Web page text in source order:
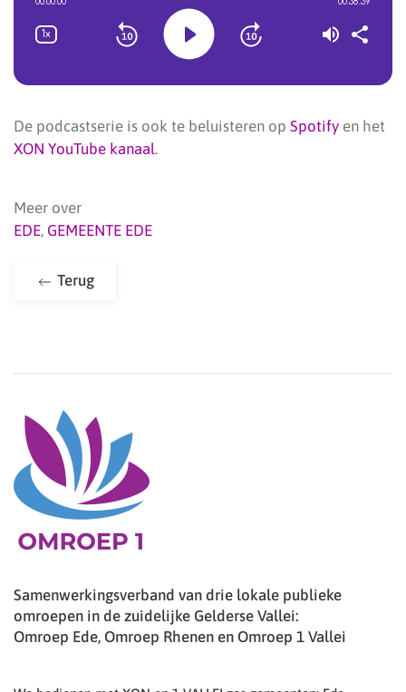
De podcastserie is ook te beluisteren op Spotify en het
XON YouTube kanaal.
Meer over
EDE, GEMEENTE EDE
Terug
Samenwerkingsverband van drie lokale publieke
omroepen in de zuidelijke Gelderse Vallei:
Omroep Ede, Omroep Rhenen en Omroep 1 Vallei